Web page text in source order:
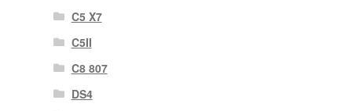
C5 X7
C5II
C8 807
DS4